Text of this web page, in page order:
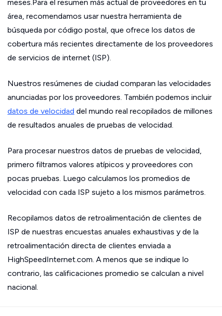
meses.Para el resumen más actual de proveedores en tu
área, recomendamos usar nuestra herramienta de
búsqueda por código postal, que ofrece los datos de
cobertura más recientes directamente de los proveedores
de servicios de internet (ISP).
Nuestros resúmenes de ciudad comparan las velocidades
anunciadas por los proveedores. También podemos incluir
datos de velocidad del mundo real recopilados de millones
de resultados anuales de pruebas de velocidad.
Para procesar nuestros datos de pruebas de velocidad,
primero filtramos valores atípicos y proveedores con
pocas pruebas. Luego calculamos los promedios de
velocidad con cada ISP sujeto a los mismos parámetros.
Recopilamos datos de retroalimentación de clientes de
ISP de nuestras encuestas anuales exhaustivas y de la
retroalimentación directa de clientes enviada a
HighSpeedInternet.com. A menos que se indique lo
contrario, las calificaciones promedio se calculan a nivel
nacional.